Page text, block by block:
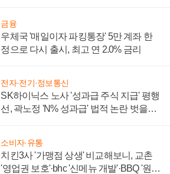
금융
우체국 '매일이자 파킹통장' 5만 계좌 한
정으로 다시 출시, 최고 연 2.0% 금리
전자·전기·정보통신
SK하이닉스 노사 '성과급 주식 지급' 평행
선, 곽노정 'N% 성과급' 법적 논란 벗을지
소비자·유통
치킨3사 '가맹점 상생' 비교해보니, 교촌
'영업권 보호'·bhc '신메뉴 개발'·BBQ '원가